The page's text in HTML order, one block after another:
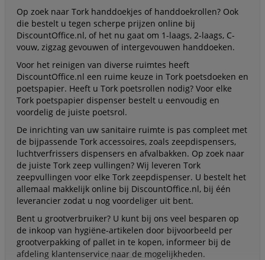
Op zoek naar Tork handdoekjes of handdoekrollen? Ook
die bestelt u tegen scherpe prijzen online bij
DiscountOffice.nl, of het nu gaat om 1-laags, 2-laags, C-
vouw, zigzag gevouwen of intergevouwen handdoeken.
Voor het reinigen van diverse ruimtes heeft
DiscountOffice.nl een ruime keuze in Tork poetsdoeken en
poetspapier. Heeft u Tork poetsrollen nodig? Voor elke
Tork poetspapier dispenser bestelt u eenvoudig en
voordelig de juiste poetsrol.
De inrichting van uw sanitaire ruimte is pas compleet met
de bijpassende Tork accessoires, zoals zeepdispensers,
luchtverfrissers dispensers en afvalbakken. Op zoek naar
de juiste Tork zeep vullingen? Wij leveren Tork
zeepvullingen voor elke Tork zeepdispenser. U bestelt het
allemaal makkelijk online bij DiscountOffice.nl, bij één
leverancier zodat u nog voordeliger uit bent.
Bent u grootverbruiker? U kunt bij ons veel besparen op
de inkoop van hygiëne-artikelen door bijvoorbeeld per
grootverpakking of pallet in te kopen, informeer bij de
afdeling klantenservice naar de mogelijkheden.